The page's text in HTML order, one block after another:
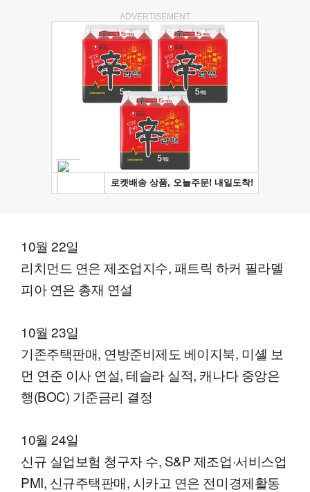
ADVERTISEMENT
10월 22일
리치먼드 연은 제조업지수, 패트릭 하커 필라델
피아 연은 총재 연설
10월 23일
기존주택판매, 연방준비제도 베이지북, 미셸 보
먼 연준 이사 연설, 테슬라 실적, 캐나다 중앙은
행(BOC) 기준금리 결정
10월 24일
신규 실업보험 청구자 수, S&P 제조업·서비스업
PMI, 신규주택판매, 시카고 연은 전미경제활동